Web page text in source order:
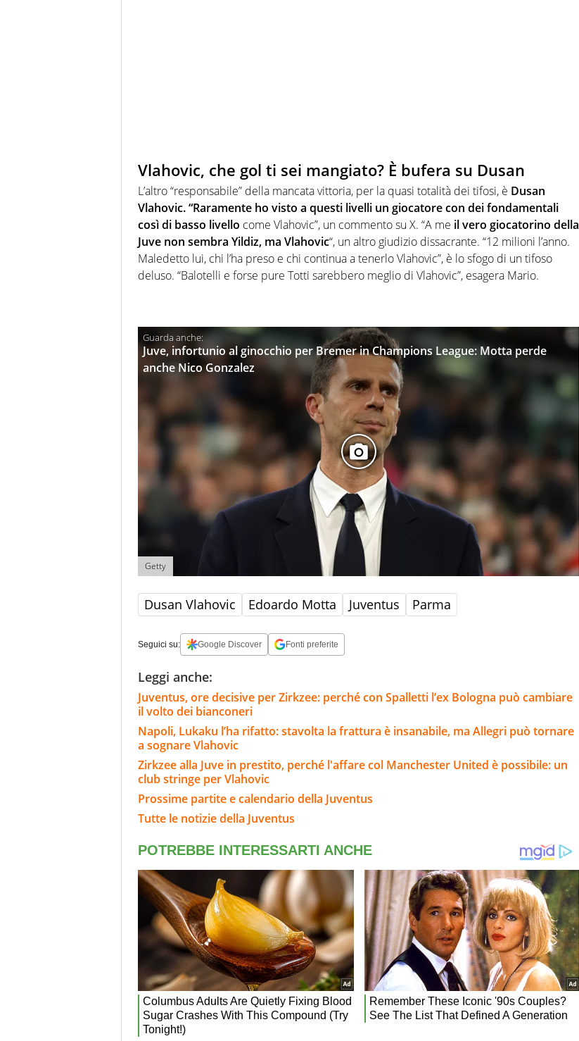
Vlahovic, che gol ti sei mangiato? È bufera su Dusan
L’altro “responsabile” della mancata vittoria, per la quasi totalità dei tifosi, è Dusan
Vlahovic. “Raramente ho visto a questi livelli un giocatore con dei fondamentali
così di basso livello come Vlahovic”, un commento su X. “A me il vero giocatorino della
Juve non sembra Yildiz, ma Vlahovic“, un altro giudizio dissacrante. “12 milioni l’anno.
Maledetto lui, chi l’ha preso e chi continua a tenerlo Vlahovic”, è lo sfogo di un tifoso
deluso. “Balotelli e forse pure Totti sarebbero meglio di Vlahovic”, esagera Mario.
Juve, infortunio al ginocchio per Bremer in Champions League: Motta perde
anche Nico Gonzalez
Getty
Dusan Vlahovic Edoardo Motta Juventus Parma
Seguici su: Google Discover Fonti preferite
Leggi anche:
Juventus, ore decisive per Zirkzee: perché con Spalletti l’ex Bologna può cambiare
il volto dei bianconeri
Napoli, Lukaku l’ha rifatto: stavolta la frattura è insanabile, ma Allegri può tornare
a sognare Vlahovic
Zirkzee alla Juve in prestito, perché l'affare col Manchester United è possibile: un
club stringe per Vlahovic
Prossime partite e calendario della Juventus
Tutte le notizie della Juventus